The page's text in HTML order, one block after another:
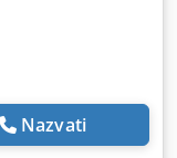
Nazvati